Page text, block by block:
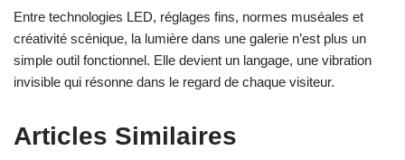
Entre technologies LED, réglages fins, normes muséales et
créativité scénique, la lumière dans une galerie n’est plus un
simple outil fonctionnel. Elle devient un langage, une vibration
invisible qui résonne dans le regard de chaque visiteur.
Articles Similaires